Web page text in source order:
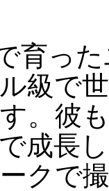
育っ
級で
。彼
成長
クで